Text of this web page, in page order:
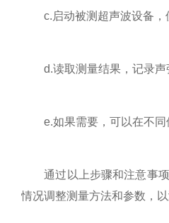
c.启动被测超声波设备，
d.读取测量结果，记录声
e.如果需要，可以在不同
通过以上步骤和注意事项
情况调整测量方法和参数，